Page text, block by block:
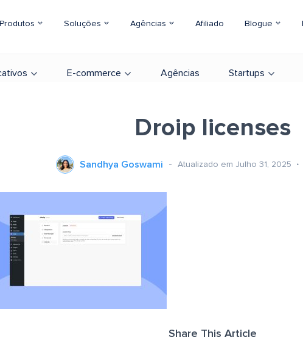
Produtos Soluções Agências Afiliado Blogue
E-commerce Agências Startups
Droip licenses
Sandhya Goswami Atualizado em Julho 31, 2025
Share This Article